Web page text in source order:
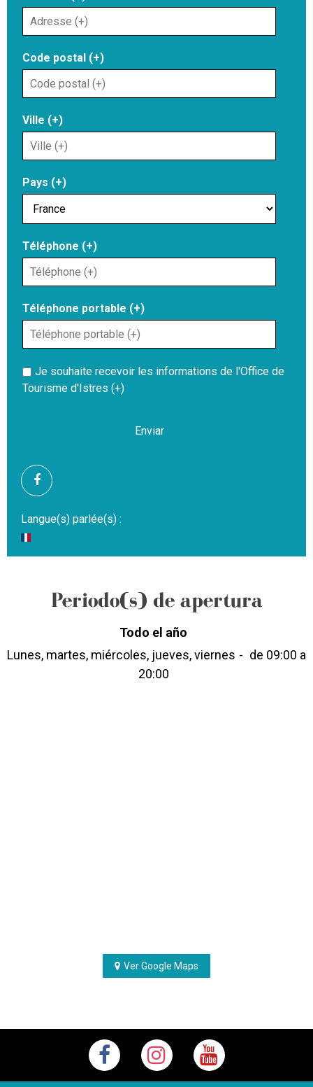
Code postal (+)
Ville (+)
Pays (+)
Téléphone (+)
Téléphone portable (+)
Je souhaite recevoir les informations de l'Office de
Tourisme d'Istres (+)
Langue(s) parlée(s) :
Periodo(s) de apertura
Todo el año
Lunes, martes, miércoles, jueves, viernes
de 09:00 a
20:00
Ver Google Maps